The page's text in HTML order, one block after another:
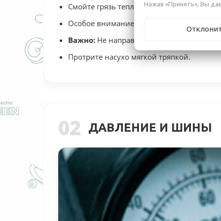
Смойте грязь теплой водой с
Особое внимание уделите трансмиссии
Важно: Не направляйте струю воды под
Протрите насухо мягкой тряпкой.
02 ДАВЛЕНИЕ И ШИНЫ
Нажав «Принять», Вы